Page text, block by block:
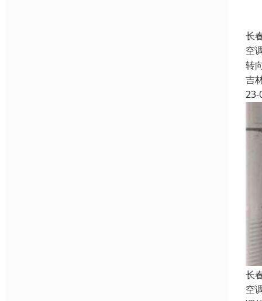
长
空
转
吉
23-
长
空